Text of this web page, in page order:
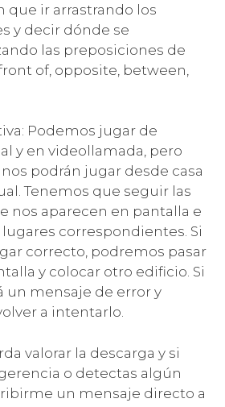
que ir arrastrando los
y decir dónde se
las preposiciones de
of, opposite, between,
Podemos jugar de
y en videollamada, pero
podrán jugar desde casa
Tenemos que seguir las
nos aparecen en pantalla e
correspondientes. Si
correcto, podremos pasar
y colocar otro edificio. Si
un mensaje de error y
a intentarlo.
valorar la descarga y si
o detectas algún
un mensaje directo a